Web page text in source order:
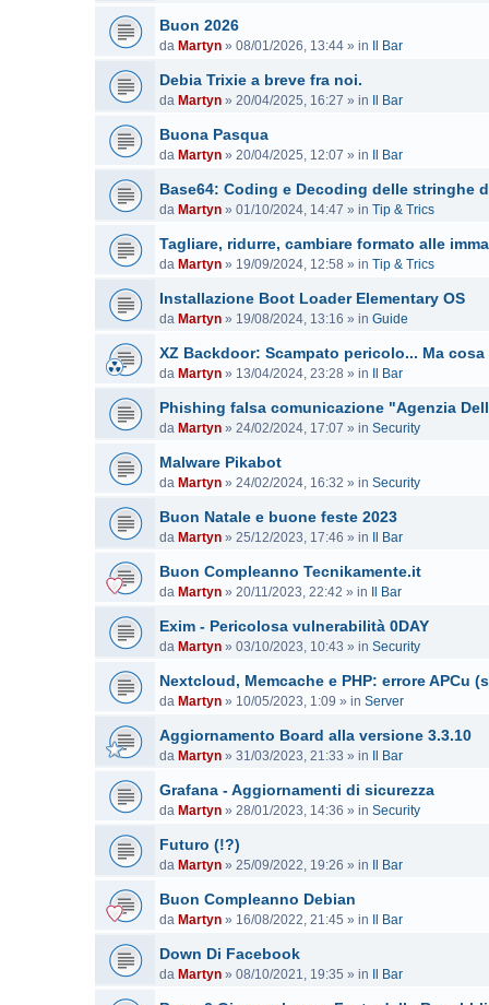
Buon 2026
da Martyn » 08/01/2026, 13:44 » in Il Bar
Debia Trixie a breve fra noi.
da Martyn » 20/04/2025, 16:27 » in Il Bar
Buona Pasqua
da Martyn » 20/04/2025, 12:07 » in Il Bar
Base64: Coding e Decoding delle stringhe
da Martyn » 01/10/2024, 14:47 » in Tip & Trics
Tagliare, ridurre, cambiare formato alle
da Martyn » 19/09/2024, 12:58 » in Tip & Trics
Installazione Boot Loader Elementary OS
da Martyn » 19/08/2024, 13:16 » in Guide
XZ Backdoor: Scampato pericolo... Ma
da Martyn » 13/04/2024, 23:28 » in Il Bar
Phishing falsa comunicazione "Agenzia
da Martyn » 24/02/2024, 17:07 » in Security
Malware Pikabot
da Martyn » 24/02/2024, 16:32 » in Security
Buon Natale e buone feste 2023
da Martyn » 25/12/2023, 17:46 » in Il Bar
Buon Compleanno Tecnikamente.it
da Martyn » 20/11/2023, 22:42 » in Il Bar
Exim - Pericolosa vulnerabilità 0DAY
da Martyn » 03/10/2023, 10:43 » in Security
Nextcloud, Memcache e PHP: errore APCu
da Martyn » 10/05/2023, 1:09 » in Server
Aggiornamento Board alla versione 3.3.10
da Martyn » 31/03/2023, 21:33 » in Il Bar
Grafana - Aggiornamenti di sicurezza
da Martyn » 28/01/2023, 14:36 » in Security
Futuro (!?)
da Martyn » 25/09/2022, 19:26 » in Il Bar
Buon Compleanno Debian
da Martyn » 16/08/2022, 21:45 » in Il Bar
Down Di Facebook
da Martyn » 08/10/2021, 19:35 » in Il Bar